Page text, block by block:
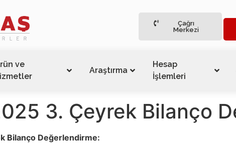
Çağrı
Merkezi
ve
Araştırma
Hesap
İşlemleri
3. Çeyrek Bilanço
Bilanço Değerlendirme: